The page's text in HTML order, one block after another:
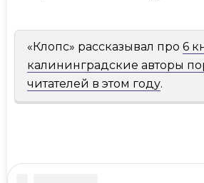
«Клопс» рассказывал про 6
калининградские авторы
читателей в этом году.